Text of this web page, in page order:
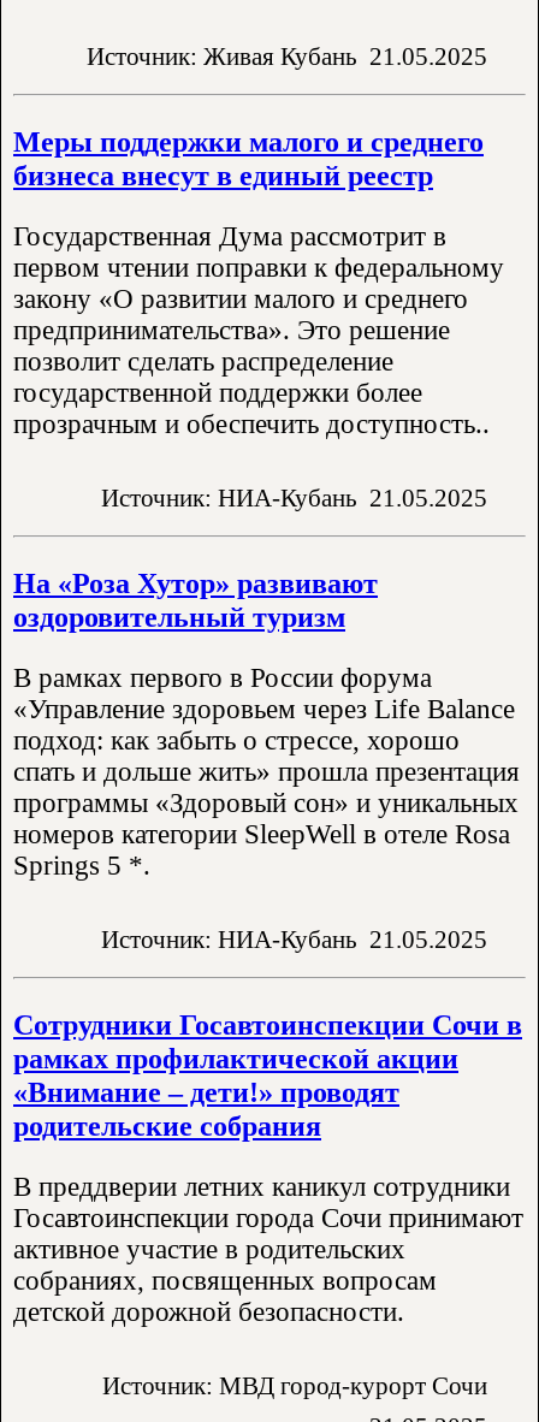
Источник: Живая Кубань 21.05.2025
Меры поддержки малого и среднего
бизнеса внесут в единый реестр
Государственная Дума рассмотрит в
первом чтении поправки к федеральному
закону «О развитии малого и среднего
предпринимательства». Это решение
позволит сделать распределение
государственной поддержки более
прозрачным и обеспечить доступность..
Источник: НИА-Кубань 21.05.2025
На «Роза Хутор» развивают
оздоровительный туризм
В рамках первого в России форума
«Управление здоровьем через Life Balance
подход: как забыть о стрессе, хорошо
спать и дольше жить» прошла презентация
программы «Здоровый сон» и уникальных
номеров категории SleepWell в отеле Rosa
Springs 5 *.
Источник: НИА-Кубань 21.05.2025
Сотрудники Госавтоинспекции Сочи в
рамках профилактической акции
«Внимание – дети!» проводят
родительские собрания
В преддверии летних каникул сотрудники
Госавтоинспекции города Сочи принимают
активное участие в родительских
собраниях, посвященных вопросам
детской дорожной безопасности.
Источник: МВД город-курорт Сочи